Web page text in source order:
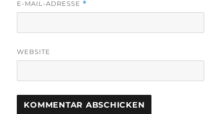
E-MAIL-ADRESSE *
WEBSITE